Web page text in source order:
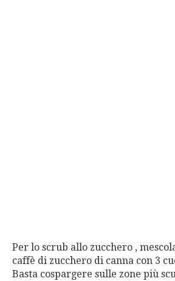
Per lo scrub allo zucchero ,
caffè di zucchero di canna con 3
Basta cospargere sulle zone più